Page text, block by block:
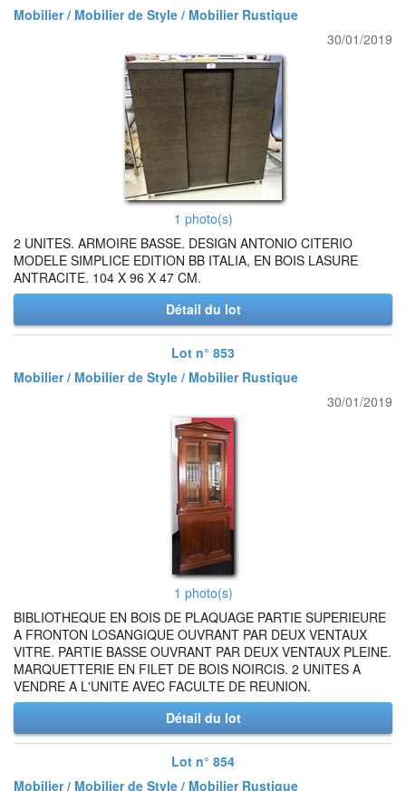
Mobilier / Mobilier de Style / Mobilier Rustique
30/01/2019
1 photo(s)
2 UNITES. ARMOIRE BASSE. DESIGN ANTONIO CITERIO
MODELE SIMPLICE EDITION BB ITALIA, EN BOIS LASURE
ANTRACITE. 104 X 96 X 47 CM.
Détail du lot
Lot n° 853
Mobilier / Mobilier de Style / Mobilier Rustique
30/01/2019
1 photo(s)
BIBLIOTHEQUE EN BOIS DE PLAQUAGE PARTIE SUPERIEURE
A FRONTON LOSANGIQUE OUVRANT PAR DEUX VENTAUX
VITRE. PARTIE BASSE OUVRANT PAR DEUX VENTAUX PLEINE.
MARQUETTERIE EN FILET DE BOIS NOIRCIS. 2 UNITES A
VENDRE A L'UNITE AVEC FACULTE DE REUNION.
Détail du lot
Lot n° 854
Mobilier / Mobilier de Style / Mobilier Rustique